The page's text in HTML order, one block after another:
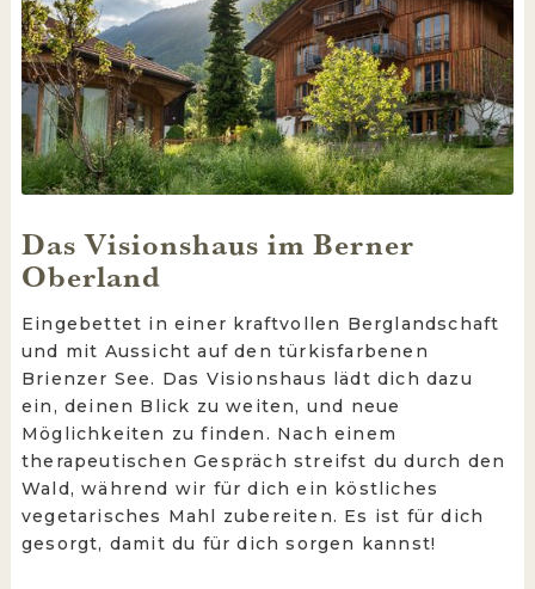
Das Visionshaus im Berner
Oberland
Eingebettet in einer kraftvollen Berglandschaft
und mit Aussicht auf den türkisfarbenen
Brienzer See. Das Visionshaus lädt dich dazu
ein, deinen Blick zu weiten, und neue
Möglichkeiten zu finden. Nach einem
therapeutischen Gespräch streifst du durch den
Wald, während wir für dich ein köstliches
vegetarisches Mahl zubereiten. Es ist für dich
gesorgt, damit du für dich sorgen kannst!